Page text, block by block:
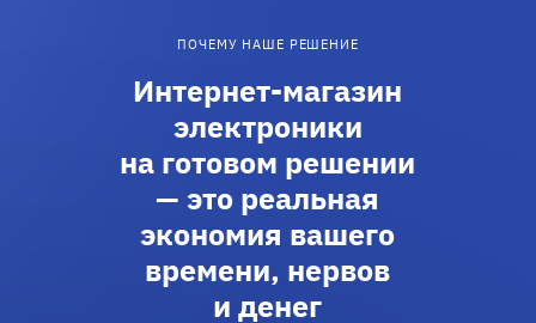
ПОЧЕМУ НАШЕ РЕШЕНИЕ
Интернет-магазин
электроники
на готовом решении
— это реальная
экономия вашего
времени, нервов
и денег